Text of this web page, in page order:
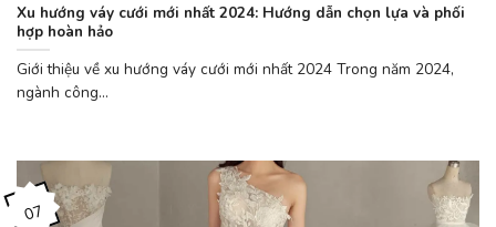
Xu hướng váy cưới mới nhất 2024: Hướng dẫn chọn lựa và phối
hợp hoàn hảo
Giới thiệu về xu hướng váy cưới mới nhất 2024 Trong năm 2024,
ngành công...
07